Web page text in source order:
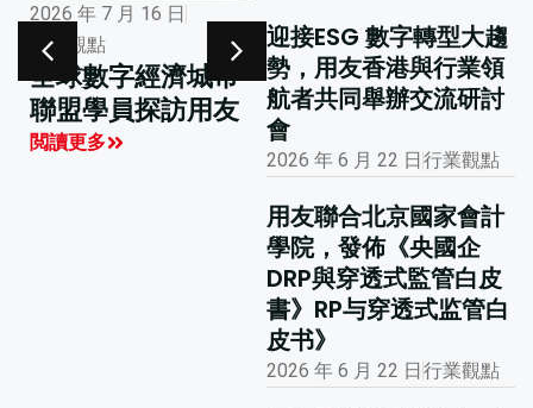
2026 年 7 月 16 日
行業觀點
全球數字經濟城市
聯盟學員探訪用友
閲讀更多
市場活動
大公報專版報道用
友聯合主辦的國際
財務及會計數智化
創新峰會
閲讀更多
迎接ESG 數字轉型大趨
勢，用友香港與行業領
航者共同舉辦交流研討
會
2026 年 6 月 22 日 行業觀點
用友聯合北京國家會計
學院，發佈《央國企
DRP與穿透式監管白皮
書》RP与穿透式监管白
皮书》
2026 年 6 月 22 日 行業觀點